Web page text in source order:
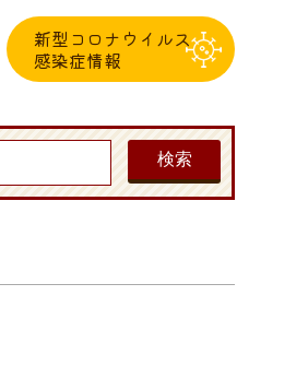
新型コロナウイルス
感染症情報